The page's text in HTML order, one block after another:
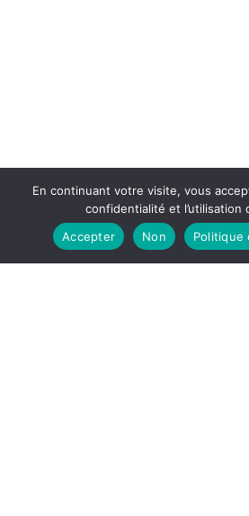
En continuant votre visite, vous
confidentialité et l’utilisation
Accepter
Non Politique